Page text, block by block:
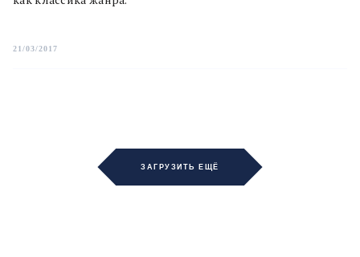
21/03/2017
ЗАГРУЗИТЬ ЕЩЁ